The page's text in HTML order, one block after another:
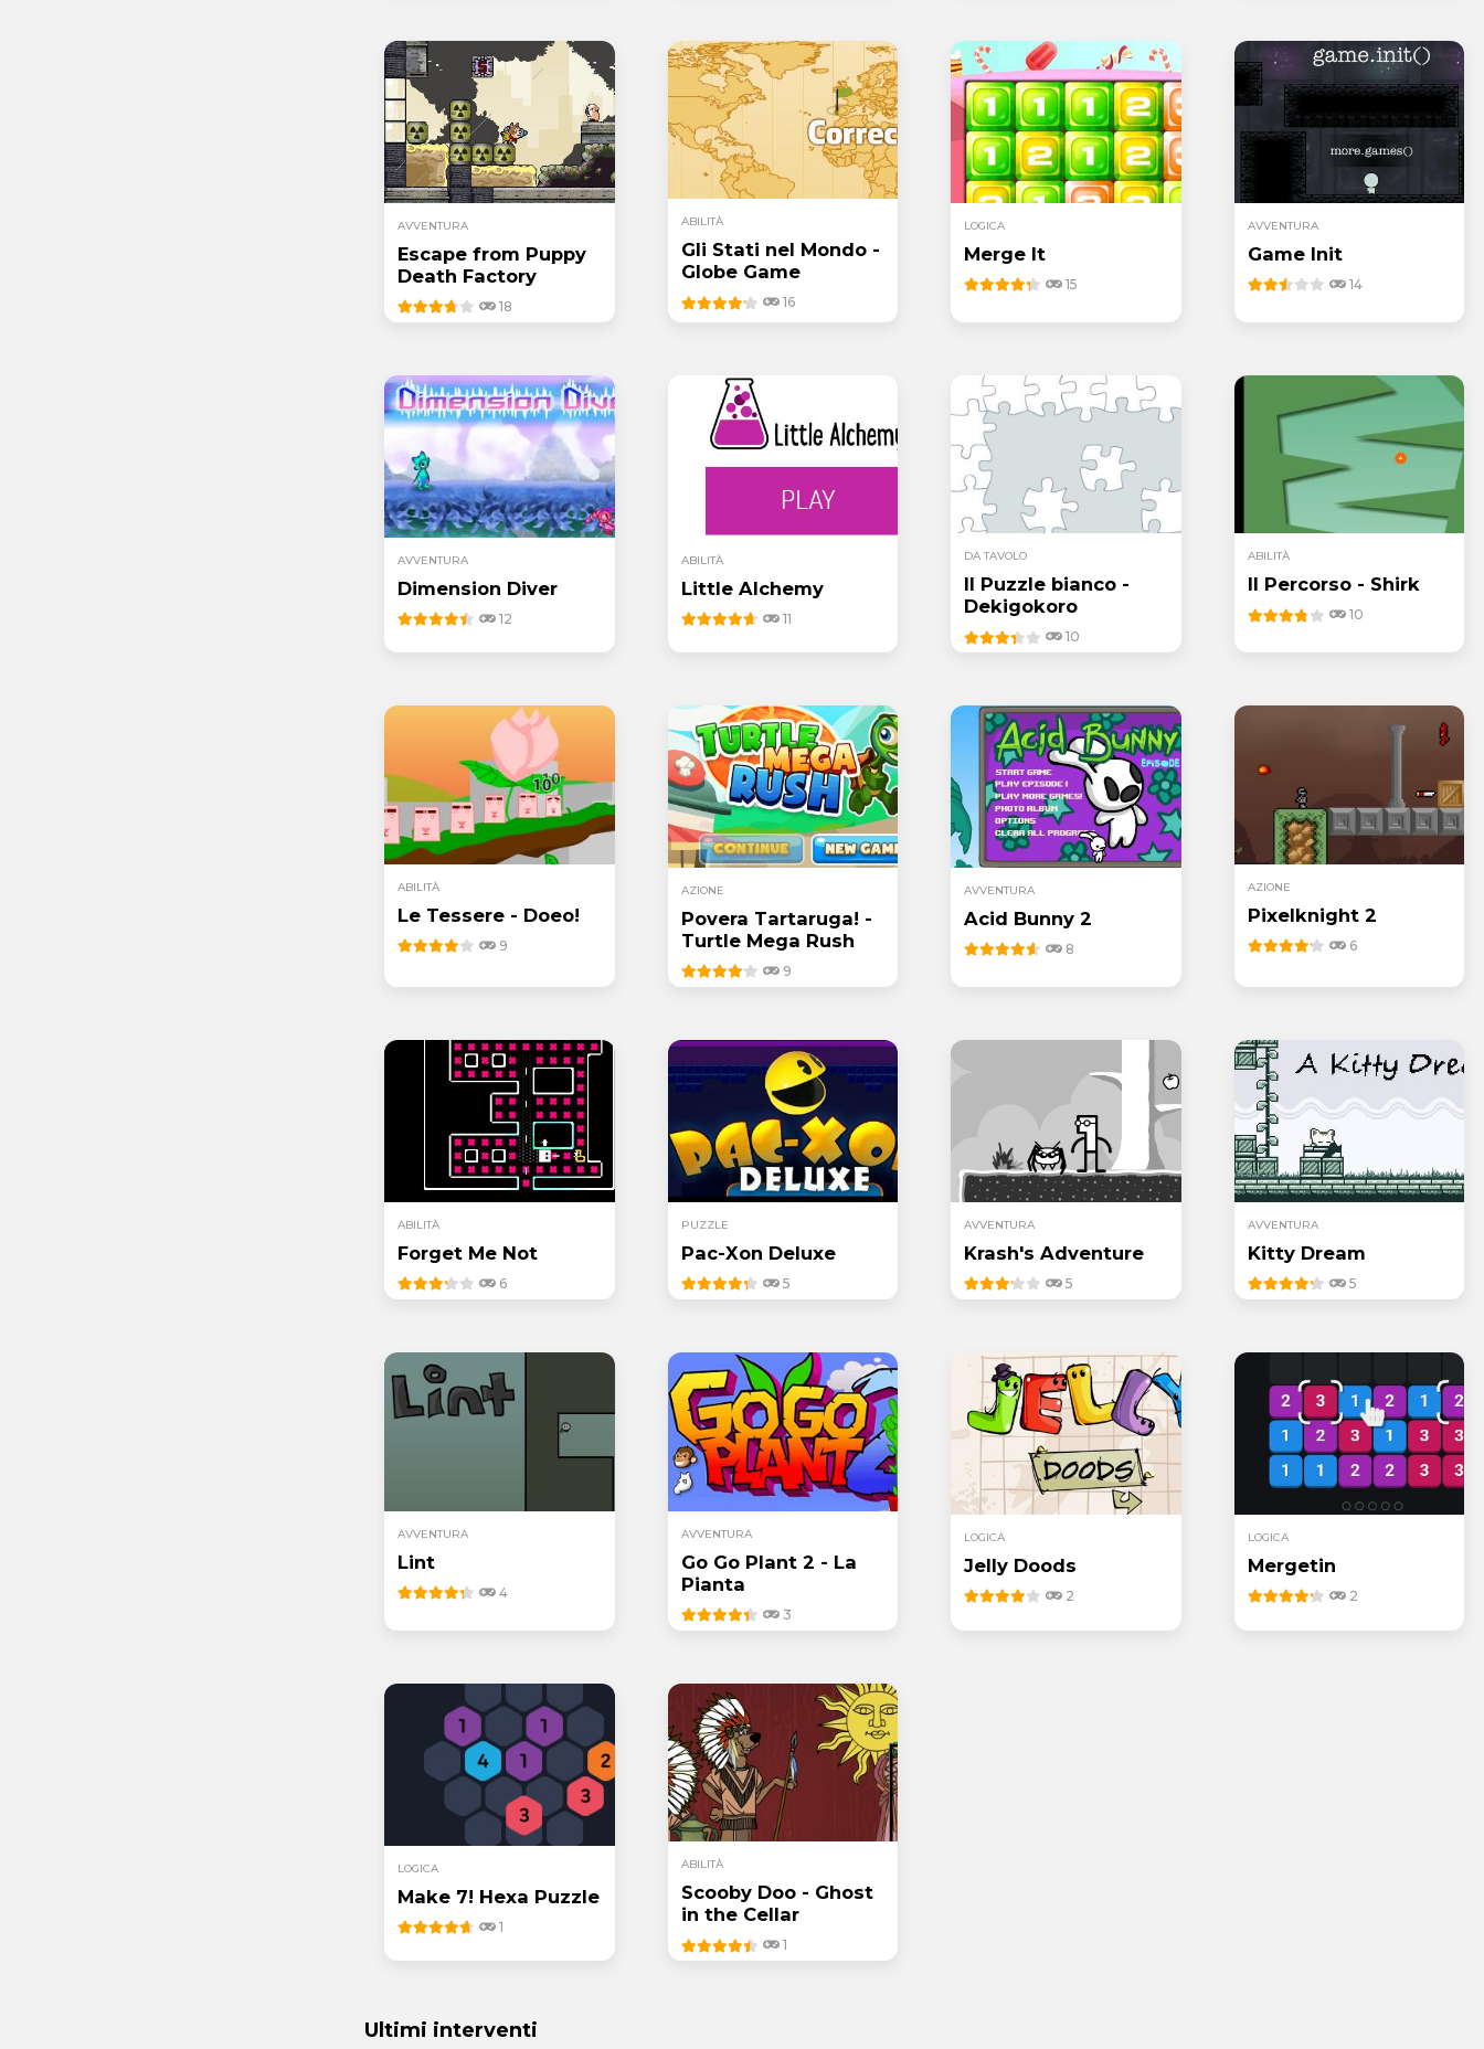
AVVENTURA
Escape from Puppy
Death Factory
18
ABILITÀ
Gli Stati nel Mondo -
Globe Game
16
LOGICA
Merge It
15
AVVENTURA
Game Init
14
AVVENTURA
Dimension Diver
12
ABILITÀ
Little Alchemy
11
DA TAVOLO
Il Puzzle bianco -
Dekigokoro
10
ABILITÀ
Il Percorso - Shirk
10
ABILITÀ
Le Tessere - Doeo!
9
AZIONE
Povera Tartaruga! -
Turtle Mega Rush
9
AVVENTURA
Acid Bunny 2
8
AZIONE
Pixelknight 2
6
ABILITÀ
Forget Me Not
6
PUZZLE
Pac-Xon Deluxe
5
AVVENTURA
Krash's Adventure
5
AVVENTURA
Kitty Dream
5
AVVENTURA
Lint
4
AVVENTURA
Go Go Plant 2 - La
Pianta
3
LOGICA
Jelly Doods
2
LOGICA
Mergetin
2
LOGICA
Make 7! Hexa Puzzle
1
ABILITÀ
Scooby Doo - Ghost
in the Cellar
1
Ultimi interventi